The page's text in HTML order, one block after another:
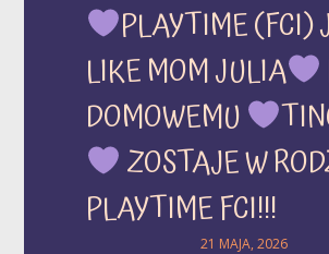
PLAYTIME (FCI)
LIKE MOM JULIA
DOMOWEMU
ZOSTAJE W
PLAYTIME FCI!!!
21 MAJA, 2026